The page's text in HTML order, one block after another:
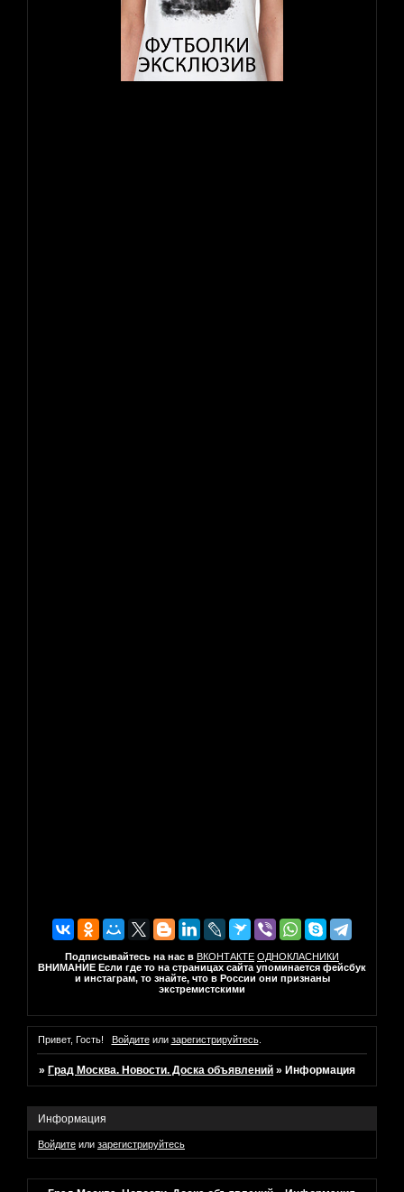
Подписывайтесь на нас в ВКОНТАКТЕ ОДНОКЛАСНИКИ
ВНИМАНИЕ Если где то на страницах сайта упоминается фейсбук
и инстаграм, то знайте, что в России они признаны
экстремистскими
Привет, Гость! Войдитеили зарегистрируйтесь.
» Град Москва. Новости. Доска объявлений » Информация
Информация
Войдите или зарегистрируйтесь